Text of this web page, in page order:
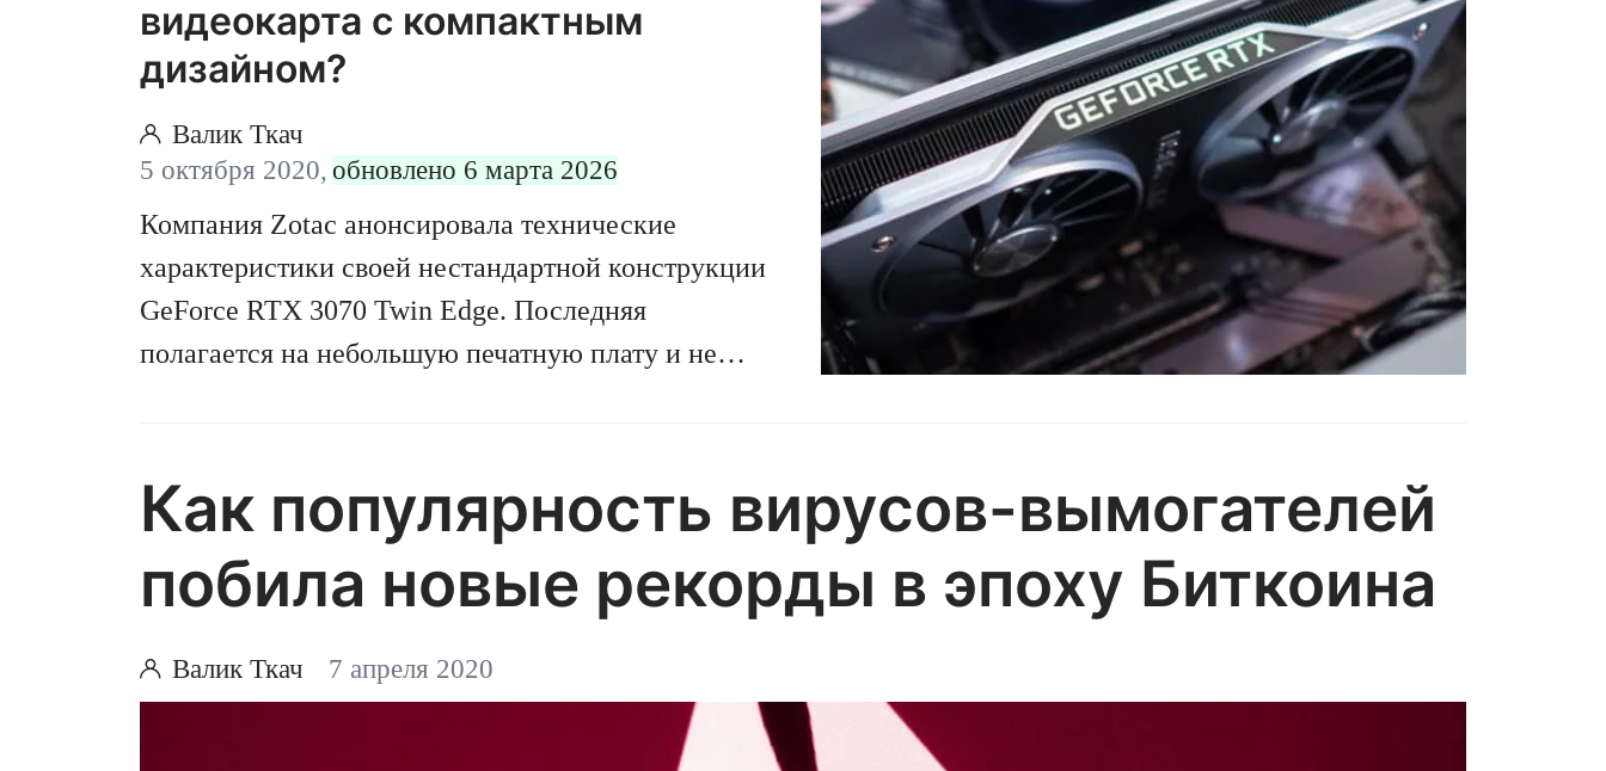
видеокарта с компактным
дизайном?
Валик Ткач
5 октября 2020, обновлено 6 марта 2026
Компания Zotac анонсировала технические
характеристики своей нестандартной конструкции
GeForce RTX 3070 Twin Edge. Последняя
полагается на небольшую печатную плату и не
эта модель.
Как популярность вирусов-вымогателей
побила новые рекорды в эпоху Биткоина
Валик Ткач 7 апреля 2020